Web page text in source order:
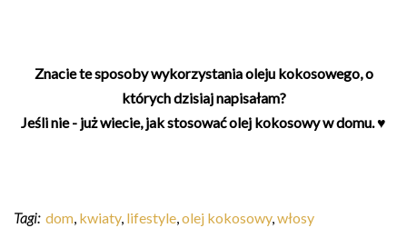
Znacie te sposoby wykorzystania oleju kokosowego, o
których dzisiaj napisałam?
Jeśli nie - już wiecie, jak stosować olej kokosowy w domu. ♥
Tagi: dom, kwiaty, lifestyle,olej kokosowy,włosy